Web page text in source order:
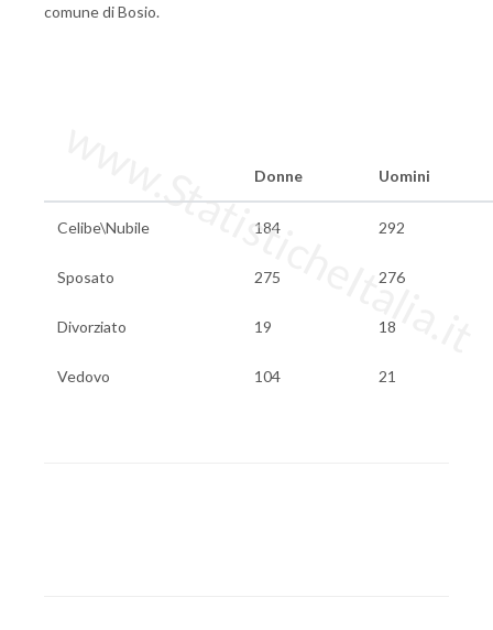
comune di Bosio.
Donne Uomini
Celibe\Nubile 184 292
Sposato 275 276
Divorziato 19 18
Vedovo 104 21
www.StatisticheItalia.it